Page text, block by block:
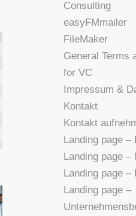
Consulting
easyFMmailer
FileMaker
General Terms
for VC
Impressum &
Kontakt
Kontakt
Landing page –
Landing page –
Landing page –
Landing page –